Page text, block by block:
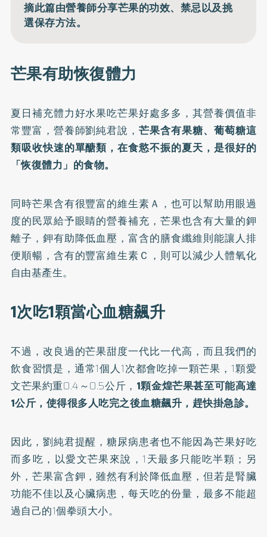
摘此篇由營養師分享芒果的功效、禁忌以及挑
選保存方法。
芒果有助恢復體力
夏日補充體力好水果吃芒果好處多多，其營養價值非
常豐富，營養師劉純君說，芒果含有果糖、葡萄糖這
類吸收快速的單醣類，在食慾不振的夏天，是很好的
「恢復體力」的食物。
同時芒果含有很豐富的維生素Ａ，也可以幫助用眼過
度的民眾給予眼睛的營養補充，芒果也含有大量的鉀
離子，鉀有助降低血壓，富含的膳食纖維則能讓人排
便順暢，含有的豐富維生素Ｃ，則可以減少人體氧化
自由基產生。
1次吃1顆當心血糖飆升
不過，改良過的芒果甜度一代比一代高，而且我們的
飲食習慣是，通常1個人1次都會吃掉一顆芒果，1顆愛
文芒果約重0.4～0.5公斤， 1顆金煌芒果甚至可能高達
1公斤，使得很多人吃完之後血糖飆升，趕快掛急診。
因此，劉純君提醒，糖尿病患者也不能因為芒果好吃
而多吃，以愛文芒果來說，1天最多只能吃半顆；另
外，芒果富含鉀，雖然有利於降低血壓，但若是腎臟
功能不佳以及心臟病患，每天吃的份量，最多不能超
過自己的1個拳頭大小。